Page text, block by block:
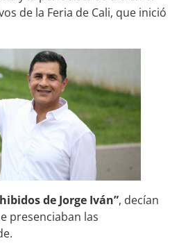
de la Feria de Cali, que inició
de Jorge Iván”, decían
presenciaban las